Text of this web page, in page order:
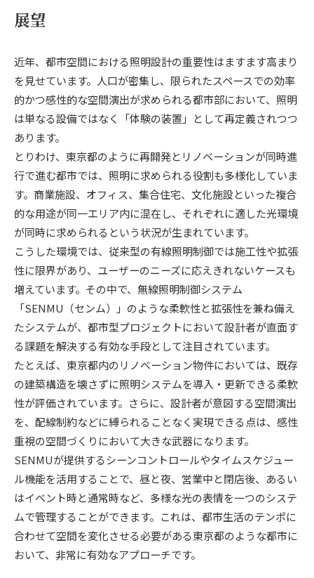
展望
近年、都市空間における照明設計の重要性はますます高まり
を見せています。人口が密集し、限られたスペースでの効率
的かつ感性的な空間演出が求められる都市部において、照明
は単なる設備ではなく「体験の装置」として再定義されつつ
あります。
とりわけ、東京都のように再開発とリノベーションが同時進
行で進む都市では、照明に求められる役割も多様化していま
す。商業施設、オフィス、集合住宅、文化施設といった複合
的な用途が同一エリア内に混在し、それぞれに適した光環境
が同時に求められるという状況が生まれています。
こうした環境では、従来型の有線照明制御では施工性や拡張
性に限界があり、ユーザーのニーズに応えきれないケースも
増えています。その中で、無線照明制御システム
「SENMU（センム）」のような柔軟性と拡張性を兼ね備え
たシステムが、都市型プロジェクトにおいて設計者が直面す
る課題を解決する有効な手段として注目されています。
たとえば、東京都内のリノベーション物件においては、既存
の建築構造を壊さずに照明システムを導入・更新できる柔軟
性が評価されています。さらに、設計者が意図する空間演出
を、配線制約などに縛られることなく実現できる点は、感性
重視の空間づくりにおいて大きな武器になります。
SENMUが提供するシーンコントロールやタイムスケジュー
ル機能を活用することで、昼と夜、営業中と閉店後、あるい
はイベント時と通常時など、多様な光の表情を一つのシステ
ムで管理することができます。これは、都市生活のテンポに
合わせて空間を変化させる必要がある東京都のような都市に
おいて、非常に有効なアプローチです。